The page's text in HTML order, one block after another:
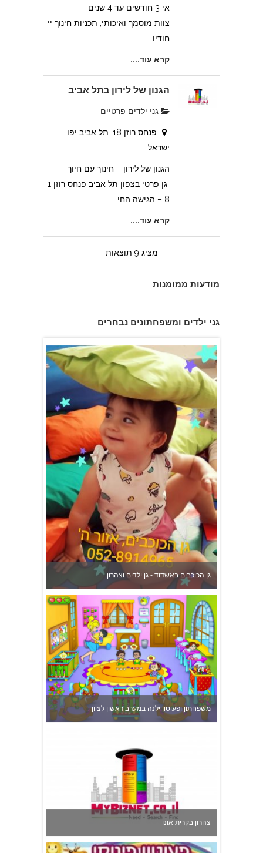
אי 3 חודשים עד 4 שנים.
צוות מוסמך ואיכותי, תכניות חינוך יי
חודיו...
קרא עוד....
הגנון של לירון בתל אביב
גני ילדים פרטיים
פנחס רוזן 18, תל אביב יפו,
ישראל
הגנון של לירון – חינוך עם חיוך –
גן פרטי בצפון תל אביב פנחס רוזן 1
8 – הגישה החי...
קרא עוד....
מציג 9 תוצאות
מודעות ממומנות
גני ילדים ומשפחתונים נבחרים
פעוטון פינוקי במודיעין
גן הכוכבים באשדוד - גן ילדים וצהרון
משפחתון ופעוטון ילנה במערב ראשון לציון
צהרון בקרית אונו